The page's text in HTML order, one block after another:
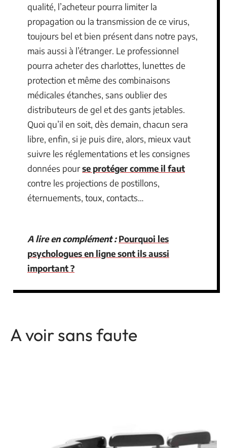
qualité, l’acheteur pourra limiter la
propagation ou la transmission de ce virus,
toujours bel et bien présent dans notre pays,
mais aussi à l’étranger. Le professionnel
pourra acheter des charlottes, lunettes de
protection et même des combinaisons
médicales étanches, sans oublier des
distributeurs de gel et des gants jetables.
Quoi qu’il en soit, dès demain, chacun sera
libre, enfin, si je puis dire, alors, mieux vaut
suivre les réglementations et les consignes
données pourse protéger comme il faut
contre les projections de postillons,
éternuements, toux, contacts…
A lire en complément : Pourquoi les
psychologues en ligne sont ils aussi
important ?
A voir sans faute